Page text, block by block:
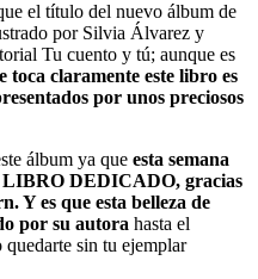
el título del nuevo álbum de
por Silvia Álvarez y
Tu cuento y tú; aunque es
toca claramente este libro es
por unos preciosos
álbum ya que esta semana
LIBRO DEDICADO, gracias
Y es que esta belleza de
por su autora hasta el
sin tu ejemplar